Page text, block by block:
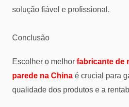
solução fiável e profissional.
Conclusão
Escolher o melhor fabricante de
parede na China é crucial para
qualidade dos produtos e a